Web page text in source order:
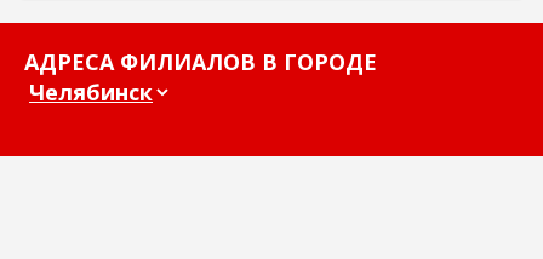
АДРЕСА ФИЛИАЛОВ В ГОРОДЕ